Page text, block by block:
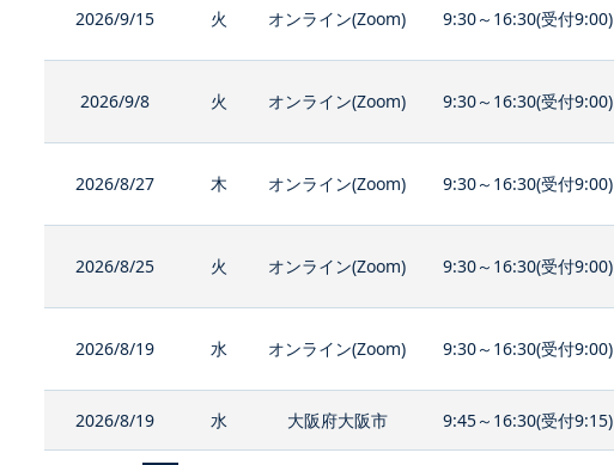
2026/9/15 火 オンライン(Zoom) 9:30～16:30(受付9:00)
2026/9/8 火 オンライン(Zoom) 9:30～16:30(受付9:00)
2026/8/27 木 オンライン(Zoom) 9:30～16:30(受付9:00)
2026/8/25 火 オンライン(Zoom) 9:30～16:30(受付9:00)
2026/8/19 水 オンライン(Zoom) 9:30～16:30(受付9:00)
2026/8/19 水 大阪府大阪市 9:45～16:30(受付9:15)